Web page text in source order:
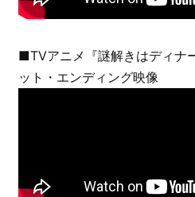
■TVアニメ『謎解きはディナ
ット・エンディング映像